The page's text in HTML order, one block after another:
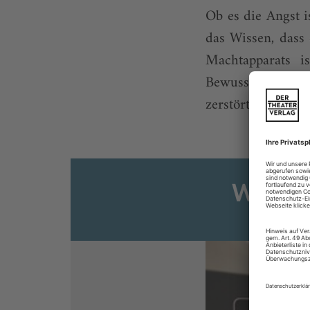
Ob es die Angst
das Wissen,
Machtapparats
Bewusstsein,
zerstört hat, in